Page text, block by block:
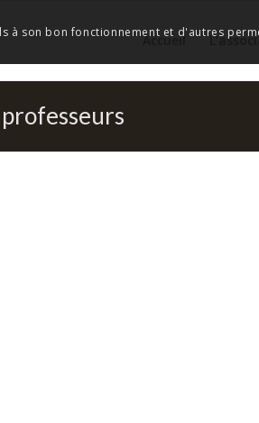
Accueil
à son bon fonctionnement et d'autres